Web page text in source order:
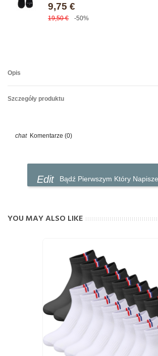
9,75 €
19,50 € -50%
Opis
Szczegóły produktu
Komentarze (0)
Bądź Pierwszym Który
YOU MAY ALSO LIKE